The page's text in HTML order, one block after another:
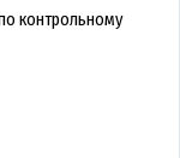
контрольному